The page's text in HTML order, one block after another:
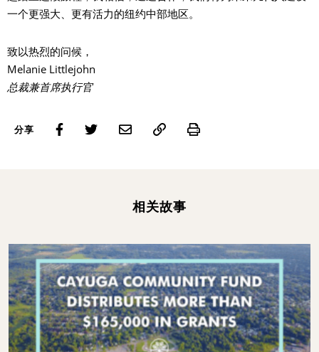
一个更强大、更有活力的纽约中部地区。
致以热烈的问候，
Melanie Littlejohn
总裁兼首席执行官
分享 Print
相关故事